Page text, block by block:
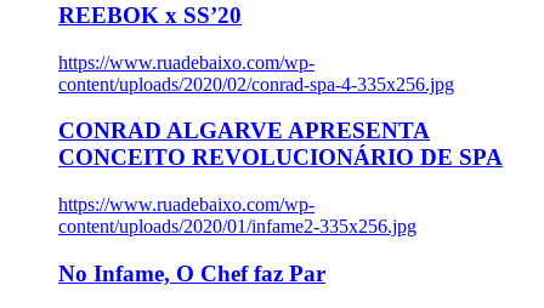
REEBOK x SS’20
https://www.ruadebaixo.com/wp-
content/uploads/2020/02/conrad-spa-4-335x256.jpg
CONRAD ALGARVE APRESENTA
CONCEITO REVOLUCIONÁRIO DE SPA
https://www.ruadebaixo.com/wp-
content/uploads/2020/01/infame2-335x256.jpg
No Infame, O Chef faz Par